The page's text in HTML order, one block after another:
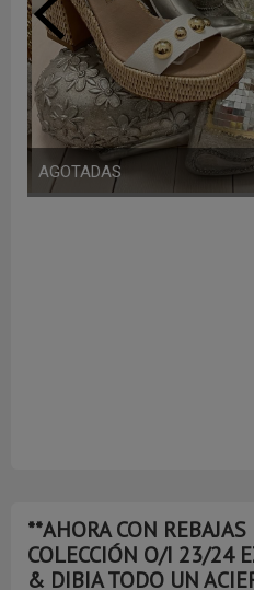
**AHORA CON
COLECCIÓN O/I 23/24
& DIBIA TODO UN